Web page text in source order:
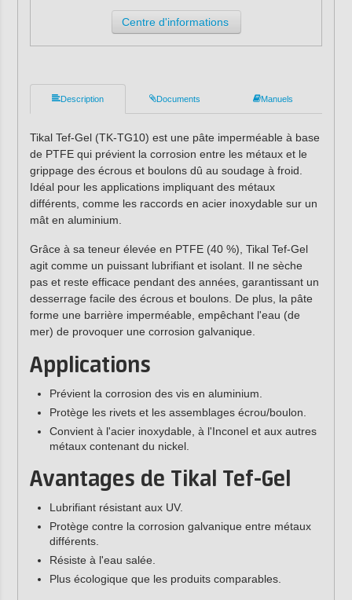
Centre d'informations
Description Documents Manuels
Tikal Tef-Gel (TK-TG10) est une pâte imperméable à base
de PTFE qui prévient la corrosion entre les métaux et le
grippage des écrous et boulons dû au soudage à froid.
Idéal pour les applications impliquant des métaux
différents, comme les raccords en acier inoxydable sur un
mât en aluminium.
Grâce à sa teneur élevée en PTFE (40 %), Tikal Tef-Gel
agit comme un puissant lubrifiant et isolant. Il ne sèche
pas et reste efficace pendant des années, garantissant un
desserrage facile des écrous et boulons. De plus, la pâte
forme une barrière imperméable, empêchant l'eau (de
mer) de provoquer une corrosion galvanique.
Applications
Prévient la corrosion des vis en aluminium.
Protège les rivets et les assemblages écrou/boulon.
Convient à l'acier inoxydable, à l'Inconel et aux autres
métaux contenant du nickel.
Avantages de Tikal Tef-Gel
Lubrifiant résistant aux UV.
Protège contre la corrosion galvanique entre métaux
différents.
Résiste à l'eau salée.
Plus écologique que les produits comparables.